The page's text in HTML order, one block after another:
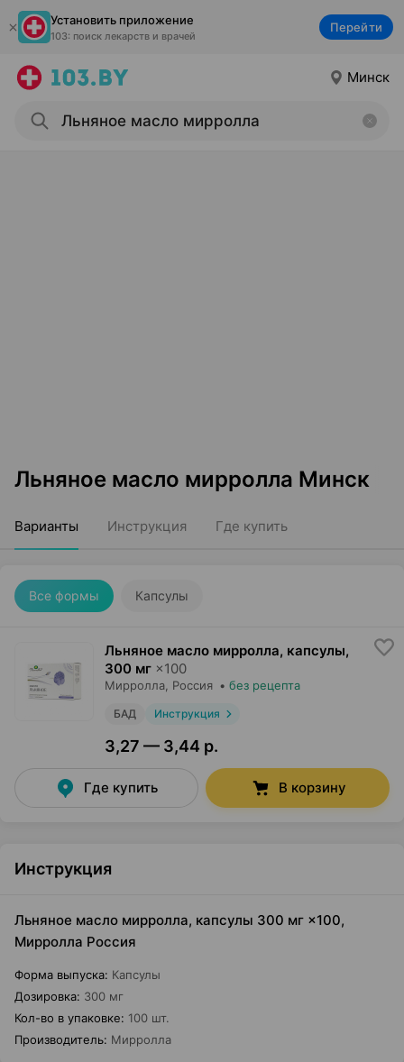
Установить приложение
103: поиск лекарств и врачей
Перейти
Минск
Льняное масло мирролла Минск
Варианты Инструкция Где купить
Все формы Капсулы
Льняное масло мирролла, капсулы,
300 мг ×100
Мирролла , Россия • без рецепта
БАД Инструкция
3,27 — 3,44 р.
Где купить В корзину
Инструкция
Льняное масло мирролла, капсулы 300 мг ×100,
Мирролла Россия
Форма выпуска: Капсулы
Дозировка: 300 мг
Кол-во в упаковке: 100 шт.
Производитель: Мирролла